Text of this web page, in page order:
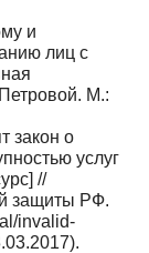
и
лиц с
М.:
закон о
услуг
//
защиты РФ.
invalid-